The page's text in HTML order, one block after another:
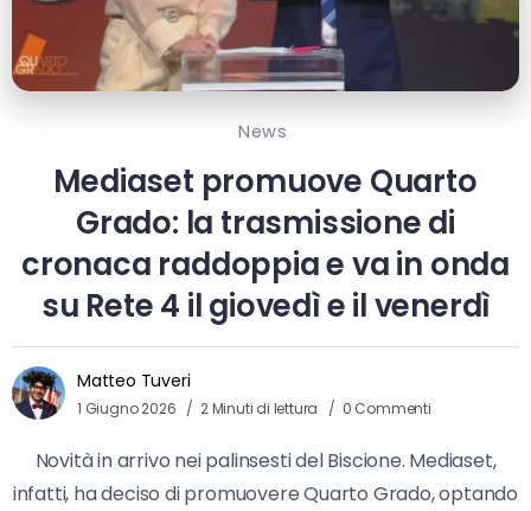
News
Mediaset promuove Quarto
Grado: la trasmissione di
cronaca raddoppia e va in onda
su Rete 4 il giovedì e il venerdì
Matteo Tuveri
1 Giugno 2026 2 Minuti di lettura 0 Commenti
Novità in arrivo nei palinsesti del Biscione. Mediaset,
infatti, ha deciso di promuovere Quarto Grado, optando